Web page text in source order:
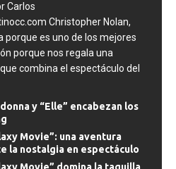
Carlos
Christopher Nolan,
es uno de los mejores
porque nos regala una
combina el espectáculo del
y “Elle” encabezan los
Movie”: una aventura
la nostalgia en espectáculo